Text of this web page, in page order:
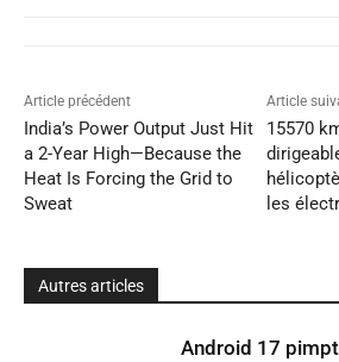
Article précédent
India’s Power Output Just Hit
a 2-Year High—Because the
Heat Is Forcing the Grid to
Sweat
Article
15570
les
Autres articles
Android 17